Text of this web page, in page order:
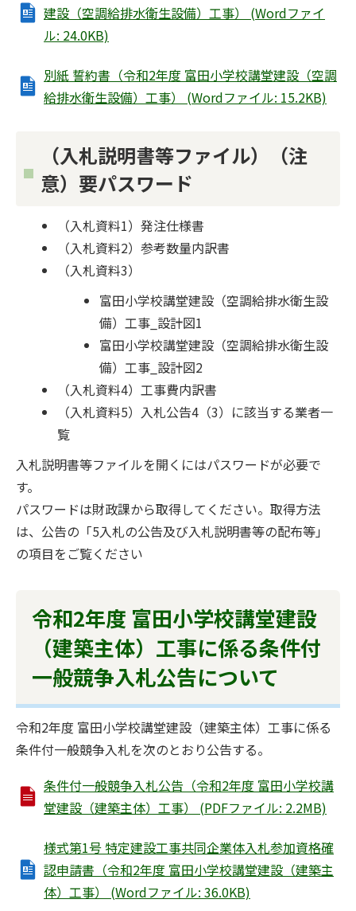
建設（空調給排水衛生設備）工事） (Wordファイ
ル: 24.0KB)
別紙 誓約書（令和2年度 富田小学校講堂建設（空調
給排水衛生設備）工事） (Wordファイル: 15.2KB)
（入札説明書等ファイル）（注
意）要パスワード
（入札資料1）発注仕様書
（入札資料2）参考数量内訳書
（入札資料3）
富田小学校講堂建設（空調給排水衛生設
備）工事_設計図1
富田小学校講堂建設（空調給排水衛生設
備）工事_設計図2
（入札資料4）工事費内訳書
（入札資料5）入札公告4（3）に該当する業者一
覧
入札説明書等ファイルを開くにはパスワードが必要で
す。
パスワードは財政課から取得してください。取得方法
は、公告の「5入札の公告及び入札説明書等の配布等」
の項目をご覧ください
令和2年度 富田小学校講堂建設
（建築主体）工事に係る条件付
一般競争入札公告について
令和2年度 富田小学校講堂建設（建築主体）工事に係る
条件付一般競争入札を次のとおり公告する。
条件付一般競争入札公告（令和2年度 富田小学校講
堂建設（建築主体）工事） (PDFファイル: 2.2MB)
様式第1号 特定建設工事共同企業体入札参加資格確
認申請書（令和2年度 富田小学校講堂建設（建築主
体）工事） (Wordファイル: 36.0KB)